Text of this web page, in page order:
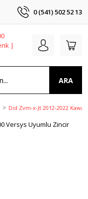
0 (541) 502 52 13
ARA
Did Zvm-x-Jt 2012-2022